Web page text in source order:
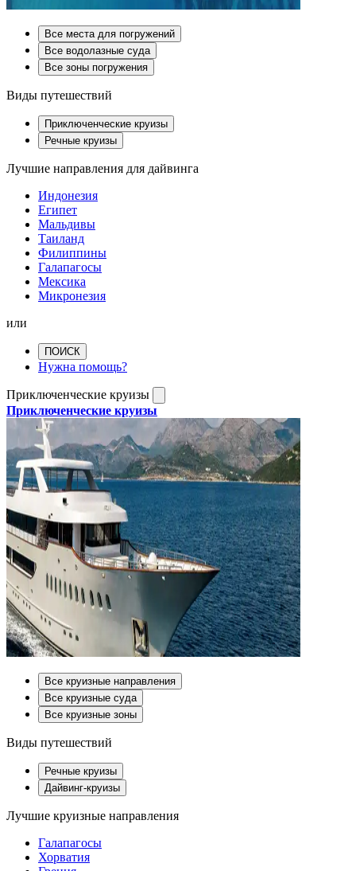
Все места для погружений
Все водолазные суда
Все зоны погружения
Виды путешествий
Приключенческие круизы
Речные круизы
Лучшие направления для дайвинга
Индонезия
Египет
Мальдивы
Таиланд
Филиппины
Галапагосы
Мексика
Микронезия
или
ПОИСК
Нужна помощь?
Приключенческие круизы
Приключенческие круизы
Все круизные направления
Все круизные суда
Все круизные зоны
Виды путешествий
Речные круизы
Дайвинг-круизы
Лучшие круизные направления
Галапагосы
Хорватия